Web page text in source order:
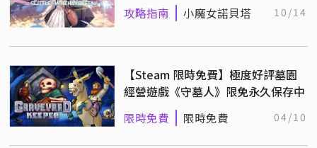
攻略指南 小魔女諾貝塔 10/14
【Steam 限時免費】極度好評墓園
經營遊戲《守墓人》限免永久保存中
限時免費 限時免費 04/10